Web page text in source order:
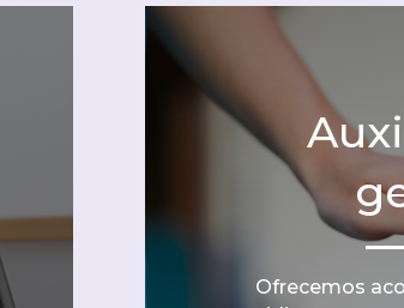
Ofrecemos